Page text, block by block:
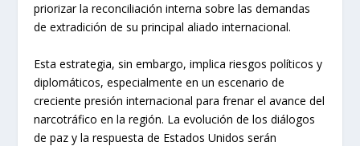
priorizar la reconciliación interna sobre las demandas
de extradición de su principal aliado internacional.
Esta estrategia, sin embargo, implica riesgos políticos y
diplomáticos, especialmente en un escenario de
creciente presión internacional para frenar el avance del
narcotráfico en la región. La evolución de los diálogos
de paz y la respuesta de Estados Unidos serán